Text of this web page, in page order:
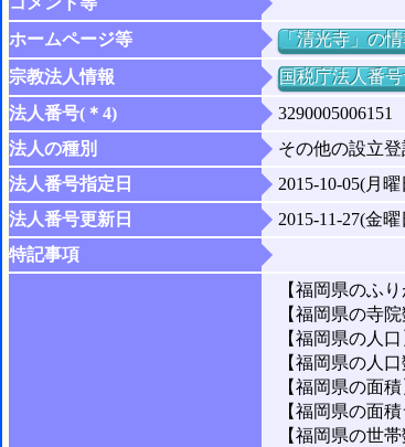
ホームページ等
「清光寺」の
宗教法人情報
国税庁法人番
法人番号(＊4)
3290005006151
法人の種別
その他の設立
法人番号指定日
2015-10-05(月
法人番号更新日
2015-11-27(金
特記事項
【福岡県のふ
【福岡県の寺
【福岡県の人
【福岡県の人
【福岡県の面
【福岡県の面
【福岡県の世